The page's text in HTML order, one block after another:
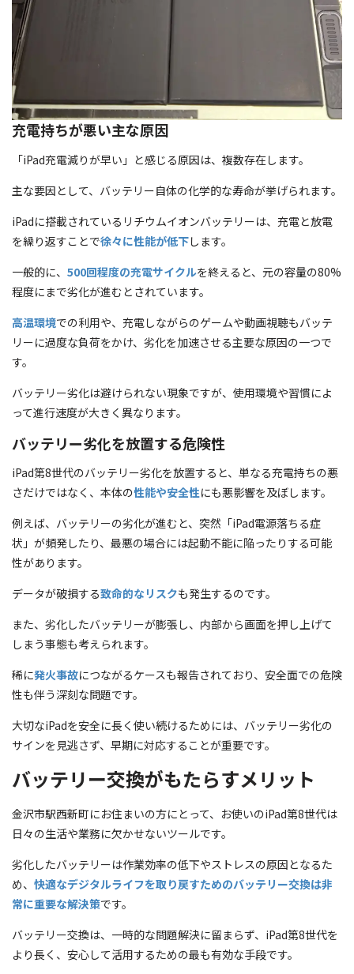
充電持ちが悪い主な原因
「iPad充電減りが早い」と感じる原因は、複数存在します。
主な要因として、バッテリー自体の化学的な寿命が挙げられます。
iPadに搭載されているリチウムイオンバッテリーは、充電と放電
を繰り返すことで徐々に性能が低下します。
一般的に、 500回程度の充電サイクルを終えると、元の容量の80%
程度にまで劣化が進むとされています。
高温環境での利用や、充電しながらのゲームや動画視聴もバッテ
リーに過度な負荷をかけ、劣化を加速させる主要な原因の一つで
す。
バッテリー劣化は避けられない現象ですが、使用環境や習慣によ
って進行速度が大きく異なります。
バッテリー劣化を放置する危険性
iPad第8世代のバッテリー劣化を放置すると、単なる充電持ちの悪
さだけではなく、本体の性能や安全性にも悪影響を及ぼします。
例えば、バッテリーの劣化が進むと、突然「iPad電源落ちる症
状」が頻発したり、最悪の場合には起動不能に陥ったりする可能
性があります。
データが破損する致命的なリスクも発生するのです。
また、劣化したバッテリーが膨張し、内部から画面を押し上げて
しまう事態も考えられます。
稀に発火事故につながるケースも報告されており、安全面での危険
性も伴う深刻な問題です。
大切なiPadを安全に長く使い続けるためには、バッテリー劣化の
サインを見逃さず、早期に対応することが重要です。
バッテリー交換がもたらすメリット
金沢市駅西新町にお住まいの方にとって、お使いのiPad第8世代は
日々の生活や業務に欠かせないツールです。
劣化したバッテリーは作業効率の低下やストレスの原因となるた
め、 快適なデジタルライフを取り戻すためのバッテリー交換は非
常に重要な解決策です。
バッテリー交換は、一時的な問題解決に留まらず、iPad第8世代を
より長く、安心して活用するための最も有効な手段です。